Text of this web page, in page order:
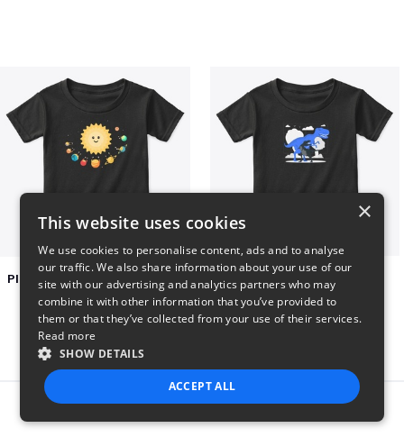
$22
Dianousar design
$22
×
This website uses cookies
We use cookies to personalise content, ads and to analyse
our traffic. We also share information about your use of our
site with our advertising and analytics partners who may
combine it with other information that you’ve provided to
them or that they’ve collected from your use of their services.
Read more
SHOW DETAILS
ACCEPT ALL
STRICTLY NECESSARY PERFORMANCE